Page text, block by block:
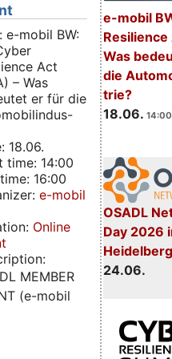
e-mobil
Resilience
Was
die
trie?
18.06.
OSADL
Day 2026
24.06.
e-mobil BW:
Act
– Was
er für die
18.06.
time: 14:00
16:00
e-mobil
Online
MEMBER
(e-mobil